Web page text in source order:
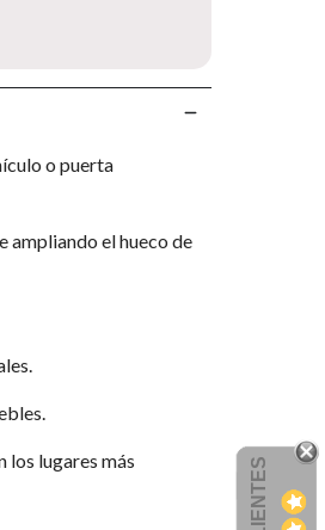
o puerta
ampliando el hueco de
los lugares más